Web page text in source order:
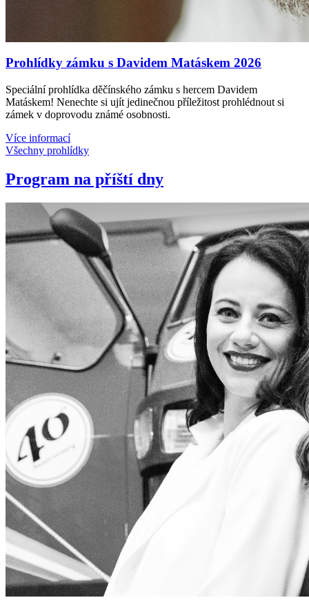
Prohlídky zámku s Davidem Matáskem 2026
Speciální prohlídka děčínského zámku s hercem Davidem
Matáskem! Nenechte si ujít jedinečnou příležitost prohlédnout si
zámek v doprovodu známé osobnosti.
Více informací
Všechny prohlídky
Program na příští dny